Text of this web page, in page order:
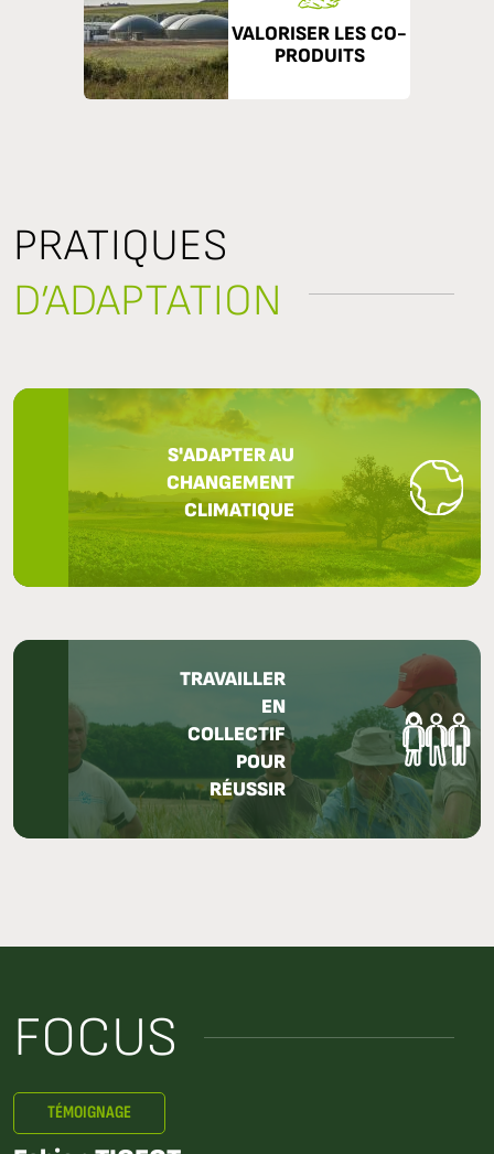
VALORISER LES CO-
PRODUITS
PRATIQUES
D’ADAPTATION
S'ADAPTER AU
CHANGEMENT
CLIMATIQUE
TRAVAILLER
EN
COLLECTIF
POUR
RÉUSSIR
FOCUS
TÉMOIGNAGE